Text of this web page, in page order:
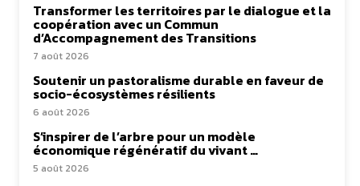
Transformer les territoires par le dialogue et la
coopération avec un Commun
d’Accompagnement des Transitions
7 août 2026
Soutenir un pastoralisme durable en faveur de
socio-écosystèmes résilients
6 août 2026
S’inspirer de l’arbre pour un modèle
économique régénératif du vivant …
5 août 2026